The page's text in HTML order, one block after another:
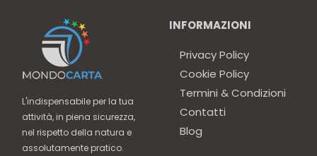
L'indispensabile per la tua
attività, in piena sicurezza,
nel rispetto della natura e
assolutamente pratico.
INFORMAZIONI
Privacy Policy
Cookie Policy
Termini & Condizioni
Contatti
Blog